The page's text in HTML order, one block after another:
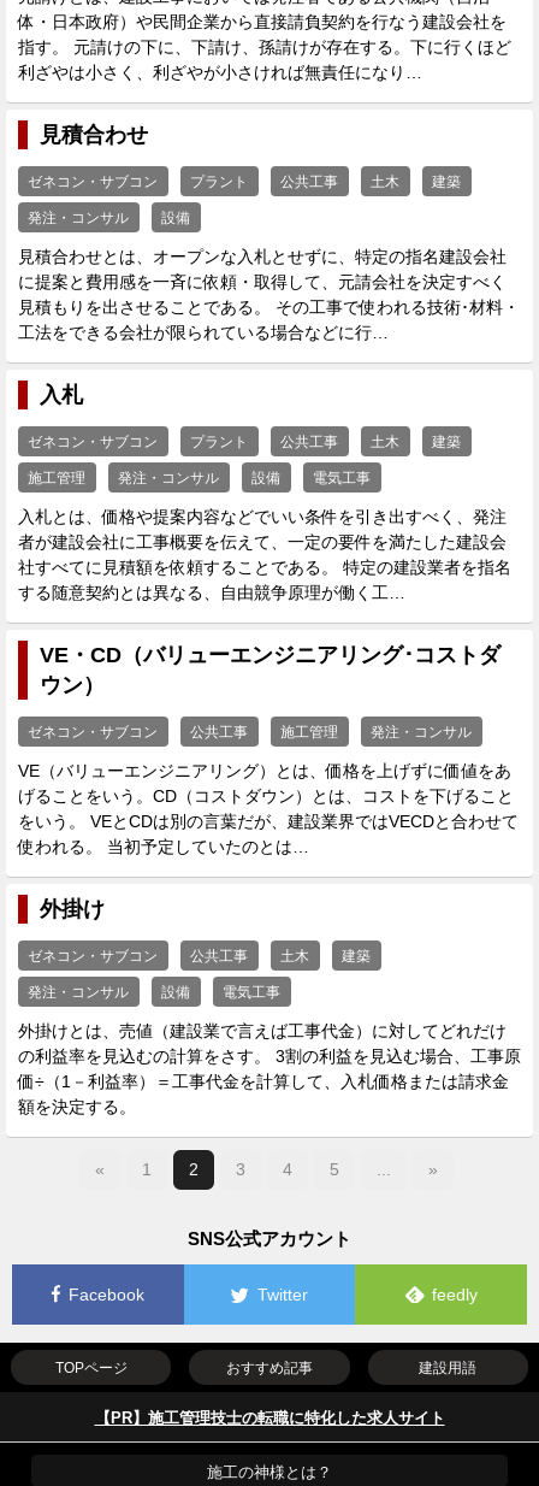
体・日本政府）や民間企業から直接請負契約を行なう建設会社を
指す。 元請けの下に、下請け、孫請けが存在する。下に行くほど
利ざやは小さく、利ざやが小さければ無責任になり…
見積合わせ
ゼネコン・サブコン プラント 公共工事 土木 建築
発注・コンサル 設備
見積合わせとは、オープンな入札とせずに、特定の指名建設会社
に提案と費用感を一斉に依頼・取得して、元請会社を決定すべく
見積もりを出させることである。 その工事で使われる技術･材料・
工法をできる会社が限られている場合などに行…
入札
ゼネコン・サブコン プラント 公共工事 土木 建築
施工管理 発注・コンサル 設備 電気工事
入札とは、価格や提案内容などでいい条件を引き出すべく、発注
者が建設会社に工事概要を伝えて、一定の要件を満たした建設会
社すべてに見積額を依頼することである。 特定の建設業者を指名
する随意契約とは異なる、自由競争原理が働く工…
VE・CD（バリューエンジニアリング･コストダ
ウン）
ゼネコン・サブコン 公共工事 施工管理 発注・コンサル
VE（バリューエンジニアリング）とは、価格を上げずに価値をあ
げることをいう。CD（コストダウン）とは、コストを下げること
をいう。 VEとCDは別の言葉だが、建設業界ではVECDと合わせて
使われる。 当初予定していたのとは…
外掛け
ゼネコン・サブコン 公共工事 土木 建築
発注・コンサル 設備 電気工事
外掛けとは、売値（建設業で言えば工事代金）に対してどれだけ
の利益率を見込むの計算をさす。 3割の利益を見込む場合、工事原
価÷（1－利益率）＝工事代金を計算して、入札価格または請求金
額を決定する。
« 1 2 3 4 5 »
SNS公式アカウント
Facebook Twitter feedly
TOPページ おすすめ記事 建設用語
【PR】施工管理技士の転職に特化した求人サイト
施工の神様とは？